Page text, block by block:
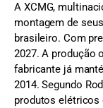
A XCMG,
montagem de
brasileiro. Com
2027. A produção
fabricante já
2014. Segundo
produtos elétricos